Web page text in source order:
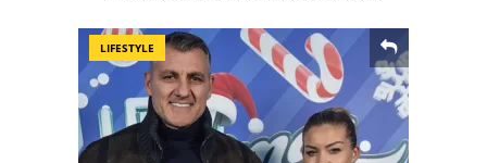
LIFESTYLE